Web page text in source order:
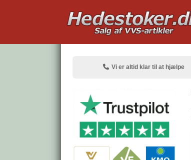
Vi er altid klar til at hjælpe